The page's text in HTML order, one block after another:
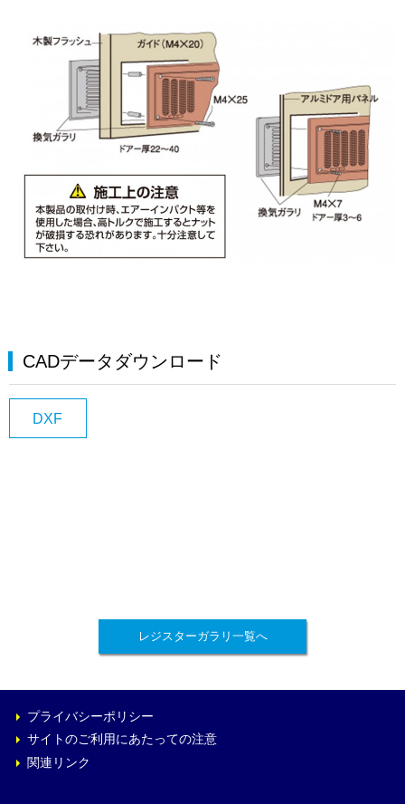
CADデータダウンロード
DXF
レジスターガラリ一覧へ
プライバシーポリシー
サイトのご利用にあたっての注意
関連リンク